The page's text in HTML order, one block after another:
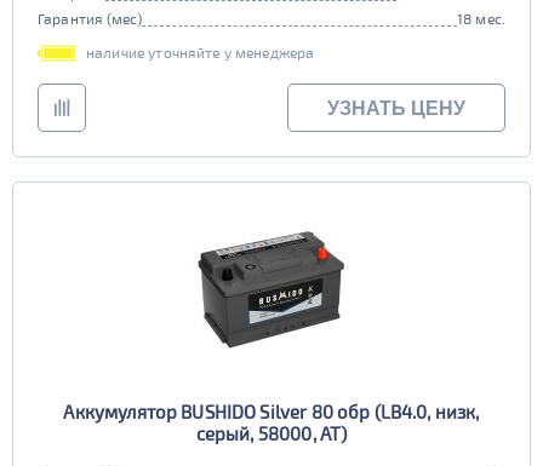
Гарантия (мес)
18 мес.
наличие уточняйте у менеджера
УЗНАТЬ ЦЕНУ
Аккумулятор BUSHIDO Silver 80 обр (LB4.0, низк,
серый, 58000, AT)